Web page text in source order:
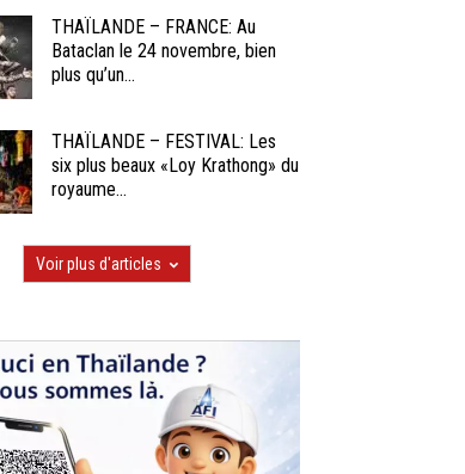
THAÏLANDE – FRANCE: Au
Bataclan le 24 novembre, bien
plus qu’un...
THAÏLANDE – FESTIVAL: Les
six plus beaux «Loy Krathong» du
royaume...
Voir plus d'articles